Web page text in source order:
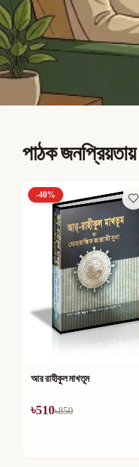
পাঠক জনপ্রিয়তায়
-40%
আর রাহীকুল মাখতূম
৳510৳850